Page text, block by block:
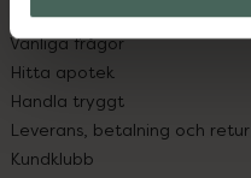
Kontakta oss
Vanliga frågor
Hitta apotek
Handla tryggt
Leverans, betalning och retur
Kundklubb